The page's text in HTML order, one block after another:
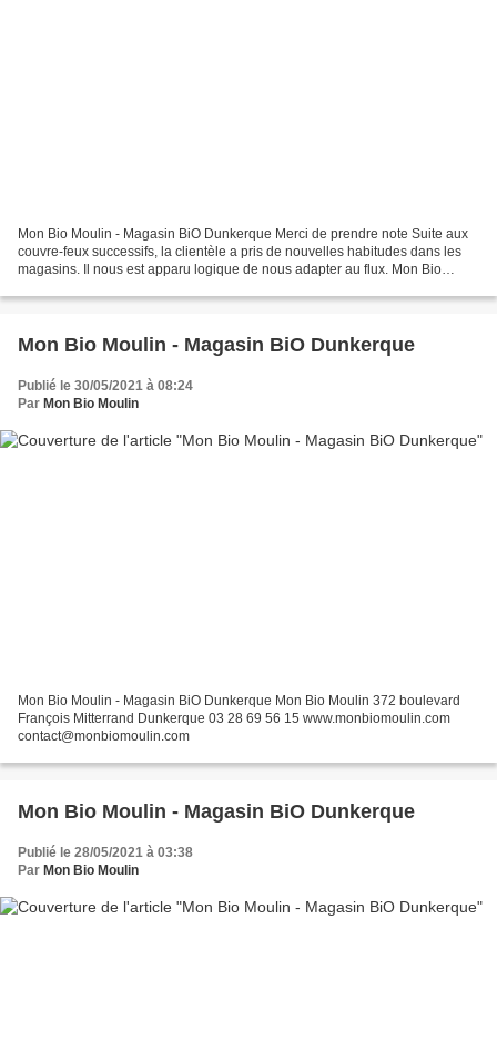
Mon Bio Moulin - Magasin BiO Dunkerque Merci de prendre note Suite aux
couvre-feux successifs, la clientèle a pris de nouvelles habitudes dans les
magasins. Il nous est apparu logique de nous adapter au flux. Mon Bio
Mon Bio Moulin - Magasin BiO Dunkerque
Publié le 30/05/2021 à 08:24
Par Mon Bio Moulin
Mon Bio Moulin - Magasin BiO Dunkerque Mon Bio Moulin 372 boulevard
François Mitterrand Dunkerque 03 28 69 56 15 www.monbiomoulin.com
contact@monbiomoulin.com
Mon Bio Moulin - Magasin BiO Dunkerque
Publié le 28/05/2021 à 03:38
Par Mon Bio Moulin